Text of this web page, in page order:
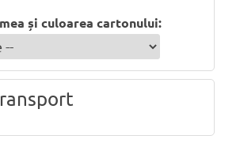
și culoarea cartonului: